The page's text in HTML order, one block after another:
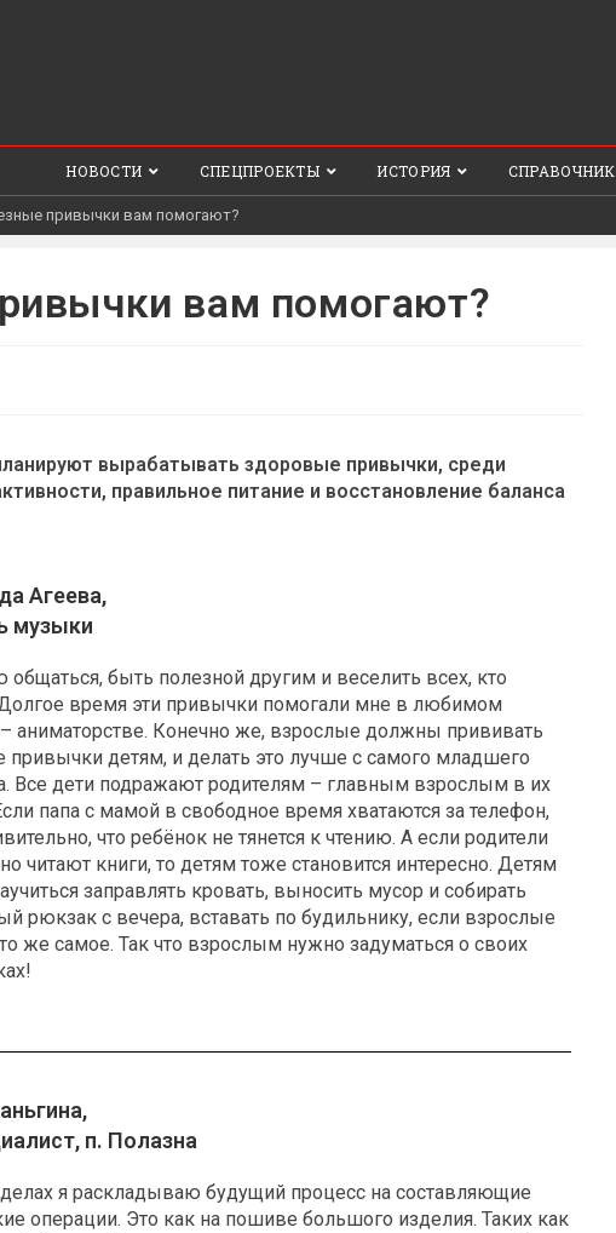
НОВОСТИ СПЕЦПРОЕКТЫ ИСТОРИЯ СПРАВОЧНИК
привычки вам помогают?
вам помогают?
вырабатывать здоровые привычки, среди
правильное питание и восстановление баланса
Агеева,
музыки
быть полезной другим и веселить всех, кто
время эти привычки помогали мне в любимом
– аниматорстве. Конечно же, взрослые должны прививать
привычки детям, и делать это лучше с самого младшего
Все дети подражают родителям – главным взрослым в их
папа с мамой в свободное время хватаются за телефон,
что ребёнок не тянется к чтению. А если родители
читают книги, то детям тоже становится интересно. Детям
заправлять кровать, выносить мусор и собирать
рюкзак с вечера, вставать по будильнику, если взрослые
же самое. Так что взрослым нужно задуматься о своих
п. Полазна
я раскладываю будущий процесс на составляющие
операции. Это как на пошиве большого изделия. Таких как